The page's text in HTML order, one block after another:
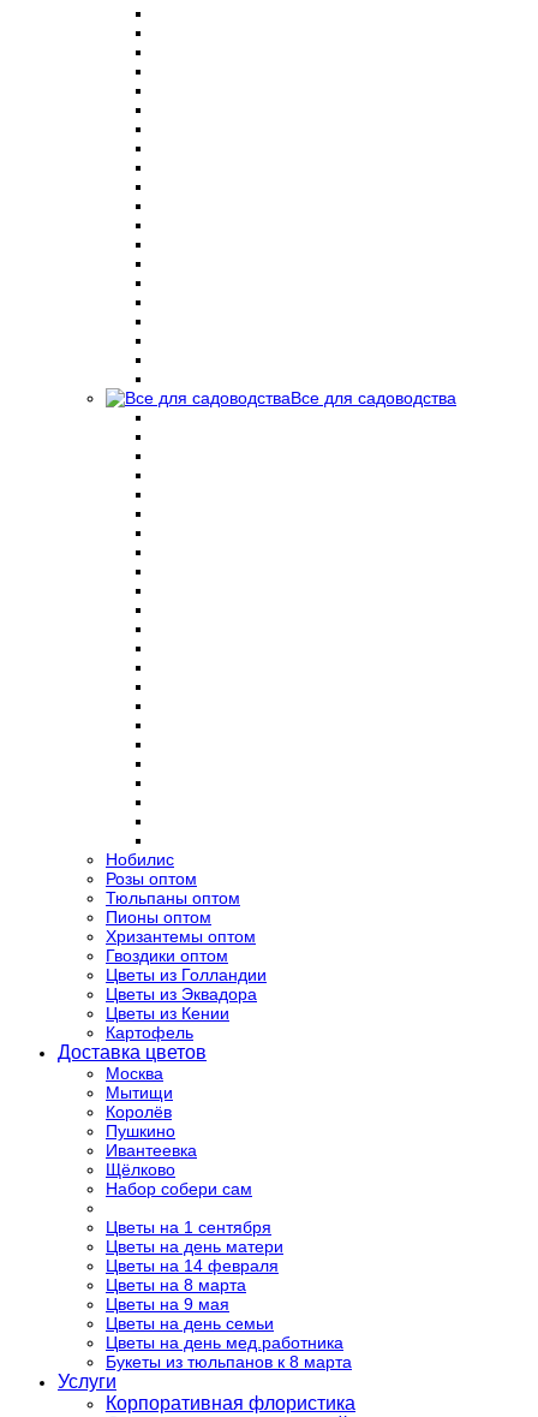
Все для садоводства
Нобилис
Розы оптом
Тюльпаны оптом
Пионы оптом
Хризантемы оптом
Гвоздики оптом
Цветы из Голландии
Цветы из Эквадора
Цветы из Кении
Картофель
Доставка цветов
Москва
Мытищи
Королёв
Пушкино
Ивантеевка
Щёлково
Набор собери сам
Цветы на 1 сентября
Цветы на день матери
Цветы на 14 февраля
Цветы на 8 марта
Цветы на 9 мая
Цветы на день семьи
Цветы на день мед.работника
Букеты из тюльпанов к 8 марта
Услуги
Корпоративная флористика